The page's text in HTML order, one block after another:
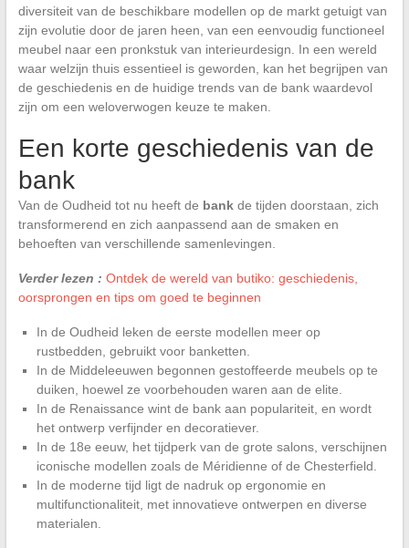
diversiteit van de beschikbare modellen op de markt getuigt van
zijn evolutie door de jaren heen, van een eenvoudig functioneel
meubel naar een pronkstuk van interieurdesign. In een wereld
waar welzijn thuis essentieel is geworden, kan het begrijpen van
de geschiedenis en de huidige trends van de bank waardevol
zijn om een weloverwogen keuze te maken.
Een korte geschiedenis van de
bank
Van de Oudheid tot nu heeft de bankde tijden doorstaan, zich
transformerend en zich aanpassend aan de smaken en
behoeften van verschillende samenlevingen.
Verder lezen : Ontdek de wereld van butiko: geschiedenis,
oorsprongen en tips om goed te beginnen
In de Oudheid leken de eerste modellen meer op
rustbedden, gebruikt voor banketten.
In de Middeleeuwen begonnen gestoffeerde meubels op te
duiken, hoewel ze voorbehouden waren aan de elite.
In de Renaissance wint de bank aan populariteit, en wordt
het ontwerp verfijnder en decoratiever.
In de 18e eeuw, het tijdperk van de grote salons, verschijnen
iconische modellen zoals de Méridienne of de Chesterfield.
In de moderne tijd ligt de nadruk op ergonomie en
multifunctionaliteit, met innovatieve ontwerpen en diverse
materialen.